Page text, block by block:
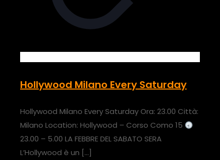
Hollywood Milano Every Saturday
Hollywood Milano Every Saturday Ora: 23.00 Città:
Milano Location: Hollywood – Corso Como 15
23.00 – 5.00 LA FEBBRE DEL SABATO SERA
L’Hollywood è un […]